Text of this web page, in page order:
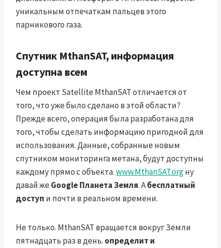
уникальным отпечаткам пальцев этого
парникового газа.
Спутник MthanSAT, информация
доступна всем
Чем проект Satellite MthanSAT отличается от
того, что уже было сделано в этой области?
Прежде всего, операция была разработана для
того, чтобы сделать информацию пригодной для
использования. Данные, собранные новым
спутником мониторинга метана, будут доступны
каждому прямо с объекта.www.MthanSAT.orgну
давай же Google Планета Земля. Абесплатный
доступ и почти в реальном времени.
Не только. MthanSAT вращается вокруг Земли
пятнадцать раз в день. определит и